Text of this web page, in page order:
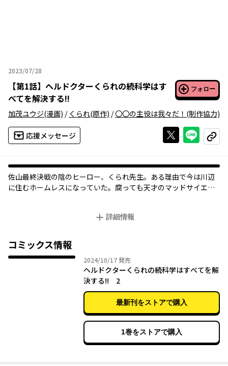
2023/07/28
2023年07月28日
【第1話】 ヘルドクターくられの続科学はす
べてを解決する!!
フォロー
加茂ユウジ(漫画) / くられ(原作) /〇〇の主役は我々だ！ (制作協力)
応援メッセージ Xで投稿する
ライン
コピー
佐山最終決戦の陰のヒーロー、くられ先生。ある理由で今は川辺
に住むホームレスになっていた。腐っても天才のマッドサイエン
詳細情報
コミックス情報
2024/10/172024年10月17日
発売
ヘルドクターくられの続科学はすべてを解
決する!! 2
最新刊をストアで購入
1巻をストアで購入